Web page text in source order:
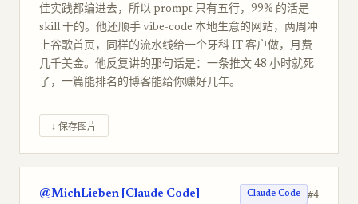
佳实践都编进去，所以 prompt 只有五行，99% 的活是
skill 干的。他还顺手 vibe-code 本地生意的网站，两周冲
上谷歌首页，同样的流水线给一个牙科 IT 客户做，月费
几千美金。他反复讲的那句话是：一条推文 48 小时就死
了，一篇能排名的博客能给你赚好几年。
↓ 保存图片
@MichLieben [Claude Code] Claude Code #4